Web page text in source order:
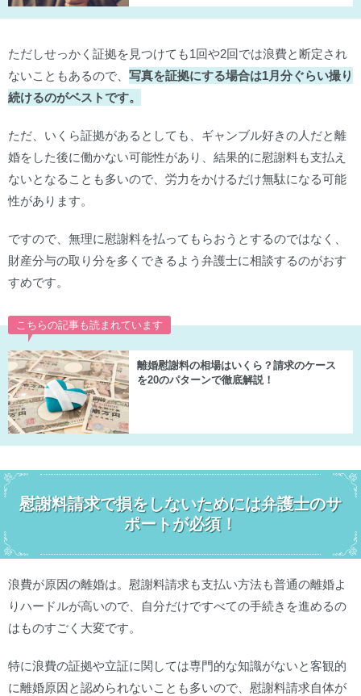
ただしせっかく証拠を見つけても1回や2回では浪費と断定され
ないこともあるので、 写真を証拠にする場合は1月分ぐらい撮り
続けるのがベストです。
ただ、いくら証拠があるとしても、ギャンブル好きの人だと離
婚をした後に働かない可能性があり、結果的に慰謝料も支払え
ないとなることも多いので、労力をかけるだけ無駄になる可能
性があります。
ですので、無理に慰謝料を払ってもらおうとするのではなく、
財産分与の取り分を多くできるよう弁護士に相談するのがおす
すめです。
こちらの記事も読まれています
離婚慰謝料の相場はいくら？請求のケース
を20のパターンで徹底解説！
慰謝料請求で損をしないためには弁護士のサ
ポートが必須！
浪費が原因の離婚は。慰謝料請求も支払い方法も普通の離婚よ
りハードルが高いので、自分だけですべての手続きを進めるの
はものすごく大変です。
特に浪費の証拠や立証に関しては専門的な知識がないと客観的
に離婚原因と認められないことも多いので、慰謝料請求自体が